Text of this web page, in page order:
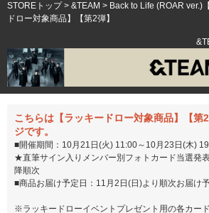
STOREトップ> &TEAM > Back to Life (ROAR ver.)
ドロー対象商品】【第2弾】
こちらは【ラッキードロー対象商品】【第
ジです。
■開催期間：10月21日(火) 11:00～10月23日(木)
★直筆サイン入りメンバー別フォトカード当選発
降順次
■商品お届け予定日：11月2日(日)より順次お届け
※ラッキードローイベントプレゼント用の各カー